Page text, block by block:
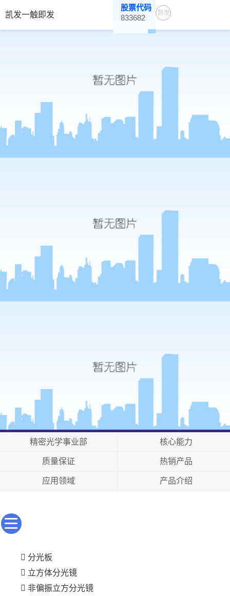
凯发一触即发
股票代码
833682
凯发
精密光学事业部 核心能力
质量保证 热销产品
应用领域 产品介绍
分光板
立方体分光镜
非偏振立方分光镜